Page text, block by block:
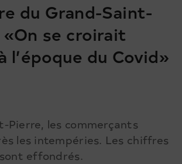
du Grand-Saint-
se croirait
l’époque du Covid»
Pierre, les commerçants
les intempéries. Les chiffres
effondrés.